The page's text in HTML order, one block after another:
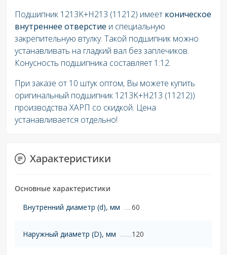
Подшипник 1213K+H213 (11212) имеет коническое
внутреннее отверстие и специальную
закрепительную втулку. Такой подшипник можно
устанавливать на гладкий вал без заплечиков.
Конусность подшипника составляет 1:12.
При заказе от 10 штук оптом, Вы можете купить
оригинальный подшипник 1213K+H213 (11212))
производства ХАРП со скидкой. Цена
устанавливается отдельно!
Характеристики
Основные характеристики
Внутренний диаметр (d), мм
60
Наружный диаметр (D), мм 120